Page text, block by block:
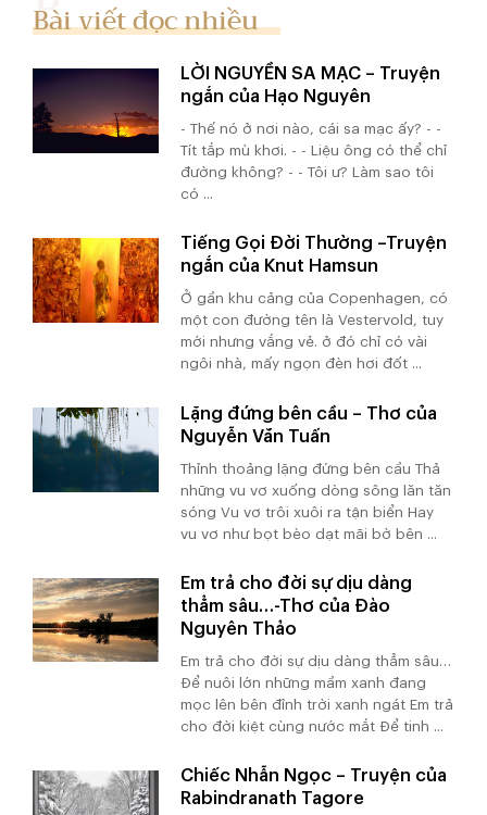
Bài viết đọc nhiều
LỜI NGUYỀN SA MẠC – Truyện
ngắn của Hạo Nguyên
- Thế nó ở nơi nào, cái sa mạc ấy? - -
Tít tắp mù khơi. - - Liệu ông có thể chỉ
đường không? - - Tôi ư? Làm sao tôi
có ...
Tiếng Gọi Đời Thường –Truyện
ngắn của Knut Hamsun
Ở gần khu cảng của Copenhagen, có
một con đường tên là Vestervold, tuy
mới nhưng vắng vẻ. ở đó chỉ có vài
ngôi nhà, mấy ngọn đèn hơi đốt ...
Lặng đứng bên cầu – Thơ của
Nguyễn Văn Tuấn
Thỉnh thoảng lặng đứng bên cầu Thả
những vu vơ xuống dòng sông lăn tăn
sóng Vu vơ trôi xuôi ra tận biển Hay
vu vơ như bọt bèo dạt mãi bờ bên ...
Em trả cho đời sự dịu dàng
thẳm sâu…-Thơ của Đào
Nguyên Thảo
Em trả cho đời sự dịu dàng thẳm sâu…
Để nuôi lớn những mầm xanh đang
mọc lên bên đỉnh trời xanh ngát Em trả
cho đời kiệt cùng nước mắt Để tinh ...
Chiếc Nhẫn Ngọc – Truyện của
Rabindranath Tagore